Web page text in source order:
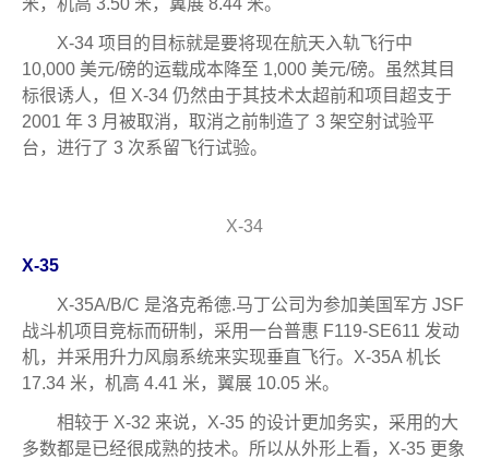
米，机高 3.50 米，翼展 8.44 米。
X-34 项目的目标就是要将现在航天入轨飞行中
10,000 美元/磅的运载成本降至 1,000 美元/磅。虽然其目
标很诱人，但 X-34 仍然由于其技术太超前和项目超支于
2001 年 3 月被取消，取消之前制造了 3 架空射试验平
台，进行了 3 次系留飞行试验。
X-34
X-35
X-35A/B/C 是洛克希德.马丁公司为参加美国军方 JSF
战斗机项目竞标而研制，采用一台普惠 F119-SE611 发动
机，并采用升力风扇系统来实现垂直飞行。X-35A 机长
17.34 米，机高 4.41 米，翼展 10.05 米。
相较于 X-32 来说，X-35 的设计更加务实，采用的大
多数都是已经很成熟的技术。所以从外形上看，X-35 更象